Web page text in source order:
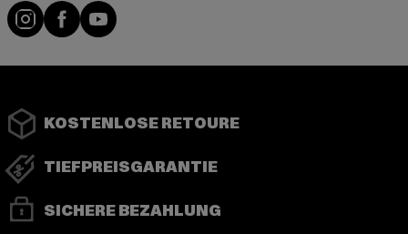
Instagram
FacebookYouTube
KOSTENLOSE RETOURE
TIEFPREISGARANTIE
SICHERE BEZAHLUNG